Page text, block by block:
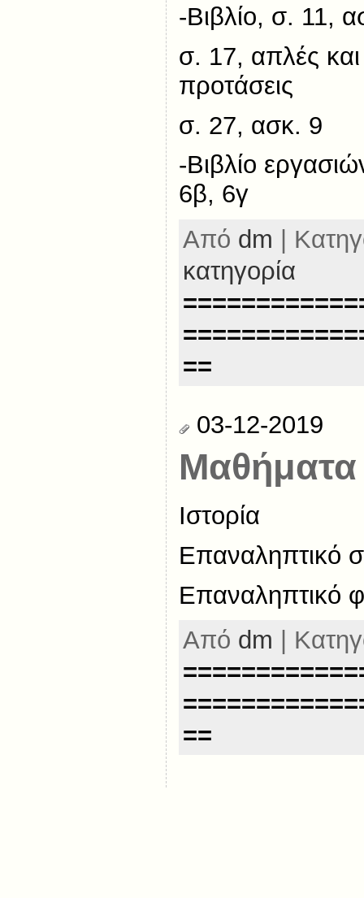
-Βιβλίο, σ. 11,
σ. 17, απλές
προτάσεις
σ. 27, ασκ. 9
-Βιβλίο
6β, 6γ
Από dm |
κατηγορία
==
03-12-2019
Μαθήματα
Ιστορία
Επαναληπτικό
Επαναληπτικό
Από dm |
==